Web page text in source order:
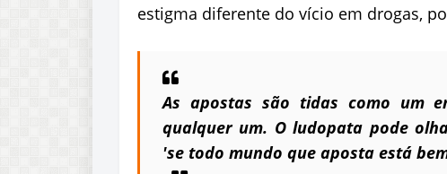
estigma diferente do vício em drogas,
As apostas são tidas como um
qualquer um. O ludopata pode
'se todo mundo que aposta está